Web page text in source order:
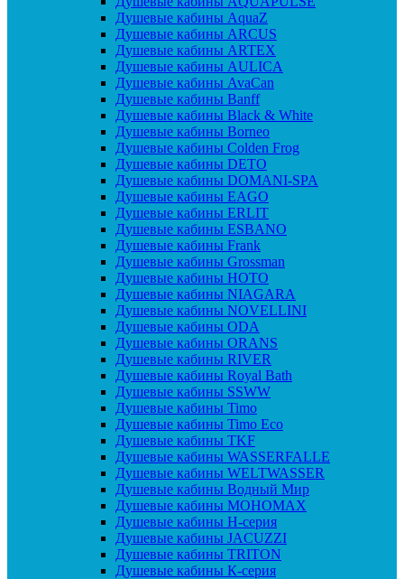
Душевые кабины AquaZ
Душевые кабины ARCUS
Душевые кабины ARTEX
Душевые кабины AULICA
Душевые кабины AvaCan
Душевые кабины Banff
Душевые кабины Black & White
Душевые кабины Borneo
Душевые кабины Colden Frog
Душевые кабины DETO
Душевые кабины DOMANI-SPA
Душевые кабины EAGO
Душевые кабины ERLIT
Душевые кабины ESBANO
Душевые кабины Frank
Душевые кабины Grossman
Душевые кабины HOTO
Душевые кабины NIAGARA
Душевые кабины NOVELLINI
Душевые кабины ODA
Душевые кабины ORANS
Душевые кабины RIVER
Душевые кабины Royal Bath
Душевые кабины SSWW
Душевые кабины Timo
Душевые кабины Timo Eco
Душевые кабины TKF
Душевые кабины WASSERFALLE
Душевые кабины WELTWASSER
Душевые кабины Водный Мир
Душевые кабины МОНОМАХ
Душевые кабины H-серия
Душевые кабины JACUZZI
Душевые кабины TRITON
Душевые кабины К-серия